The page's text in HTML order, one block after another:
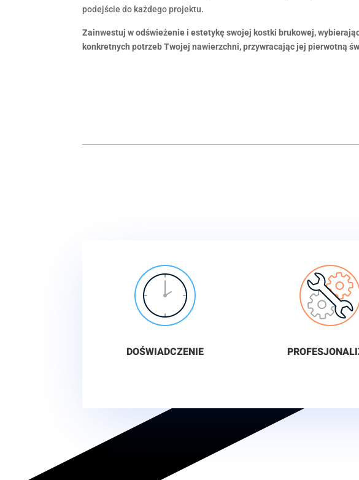
podejście do każdego projektu.
Zainwestuj w odświeżenie i estetykę swojej kostki brukowej,
konkretnych potrzeb Twojej nawierzchni, przywracając jej pierwotną
DOŚWIADCZENIE